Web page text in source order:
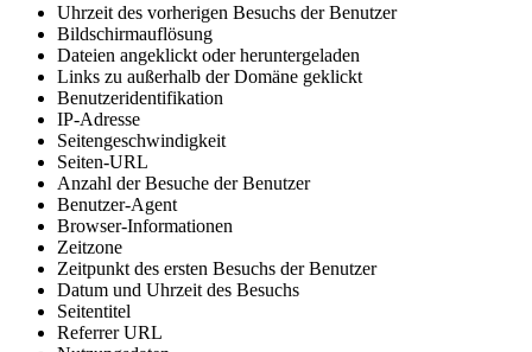
Uhrzeit des vorherigen Besuchs der Benutzer
Bildschirmauflösung
Dateien angeklickt oder heruntergeladen
Links zu außerhalb der Domäne geklickt
Benutzeridentifikation
IP-Adresse
Seitengeschwindigkeit
Seiten-URL
Anzahl der Besuche der Benutzer
Benutzer-Agent
Browser-Informationen
Zeitzone
Zeitpunkt des ersten Besuchs der Benutzer
Datum und Uhrzeit des Besuchs
Seitentitel
Referrer URL